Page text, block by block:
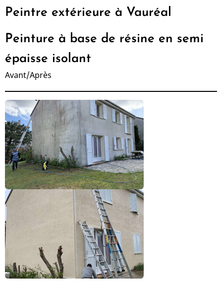
Peintre extérieure à Vauréal
Peinture à base de résine en semi
épaisse isolant
Avant/Après